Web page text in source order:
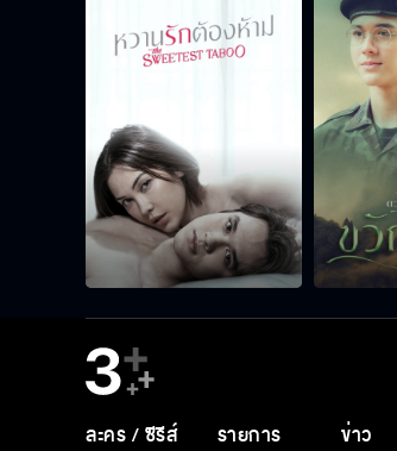
ละคร / ซีรีส์ รายการ ข่าว